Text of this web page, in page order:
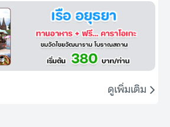
ดูเพิ่มเติม